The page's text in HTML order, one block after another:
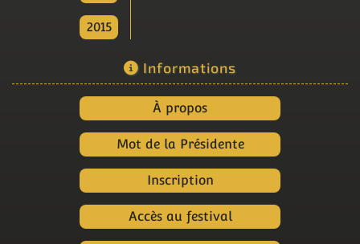
2015
Informations
À propos
Mot de la Présidente
Inscription
Accès au festival